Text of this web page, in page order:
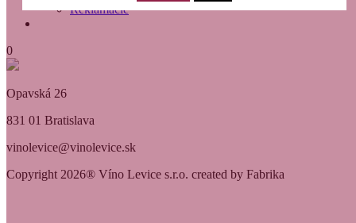
Reklamácie
0
Opavská 26
831 01 Bratislava
vinolevice@vinolevice.sk
Copyright 2026® Víno Levice s.r.o. created by Fabrika